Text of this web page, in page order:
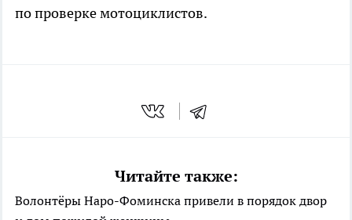
по проверке мотоциклистов.
Читайте также:
Волонтёры Наро-Фоминска привели в порядок двор